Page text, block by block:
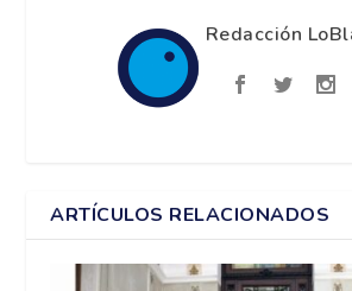
Redacción
ARTÍCULOS RELACIONADOS